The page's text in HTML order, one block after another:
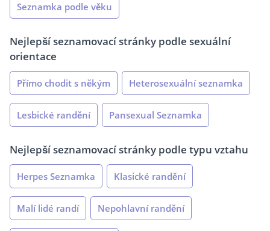
Seznamka podle věku
Nejlepší seznamovací stránky podle sexuální
orientace
Přímo chodit s někým Heterosexuální seznamka
Lesbické randění Pansexual Seznamka
Nejlepší seznamovací stránky podle typu vztahu
Herpes Seznamka Klasické randění
Malí lidé randí Nepohlavní randění